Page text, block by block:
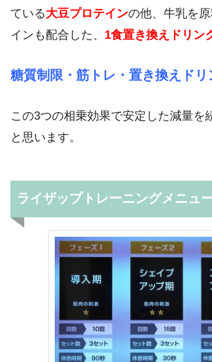
ている大豆プロテインの他、牛乳を
インも配合した、 1食置き換えドリン
糖質制限・筋トレ・置き換えドリ
この3つの相乗効果で安定した減量を
と思います。
ライザップトレーニングメニュ